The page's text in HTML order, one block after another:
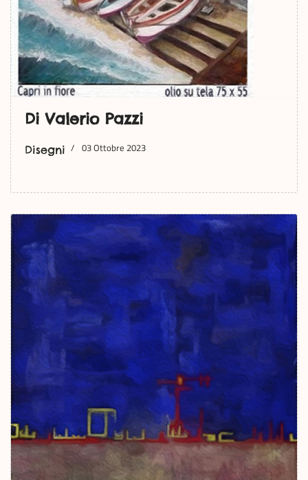
Di Valerio Pazzi
Disegni 03 Ottobre 2023